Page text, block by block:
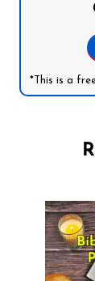
*This is a